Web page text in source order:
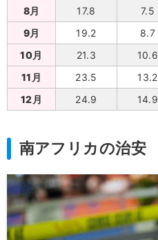
8月
17.8 7.5
9月
19.2 8.7
10月
21.3 10.6
11月
23.5 13.2
12月
24.9 14.9
南アフリカの治安